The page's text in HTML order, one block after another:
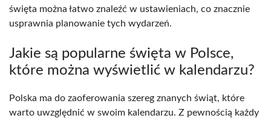
święta można łatwo znaleźć w ustawieniach, co znacznie
usprawnia planowanie tych wydarzeń.
Jakie są popularne święta w Polsce,
które można wyświetlić w kalendarzu?
Polska ma do zaoferowania szereg znanych świąt, które
warto uwzględnić w swoim kalendarzu. Z pewnością każdy